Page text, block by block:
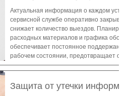
Актуальная информация о каждом
сервисной службе оперативно закрывать
снижает количество выездов.
расходных материалов и графика
обеспечивает постоянное поддержание
рабочем состоянии, предотвращает
Защита от утечки